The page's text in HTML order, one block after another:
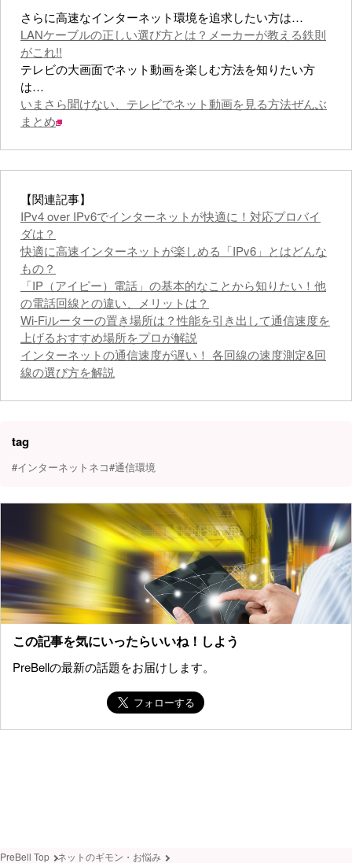
さらに高速なインターネット環境を追求したい方は…
LANケーブルの正しい選び方とは？メーカーが教える鉄則
がこれ!!
テレビの大画面でネット動画を楽しむ方法を知りたい方
は…
いまさら聞けない、テレビでネット動画を見る方法ぜんぶ
まとめ
【関連記事】
IPv4 over IPv6でインターネットが快適に！対応プロバイ
ダは？
快適に高速インターネットが楽しめる「IPv6」とはどんな
もの？
「IP（アイピー）電話」の基本的なことから知りたい！他
の電話回線との違い、メリットは？
Wi-Fiルーターの置き場所は？性能を引き出して通信速度を
上げるおすすめ場所をプロが解説
インターネットの通信速度が遅い！ 各回線の速度測定&回
線の選び方を解説
tag
#インターネットネコ#通信環境
この記事を気にいったらいいね！しよう
PreBellの最新の話題をお届けします。
PreBell Top ネットのギモン・お悩み